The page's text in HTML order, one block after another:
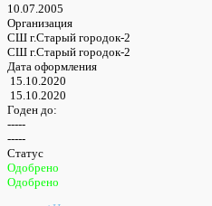
10.07.2005
Организация
СШ г.Старый городок-2
СШ г.Старый городок-2
Дата оформления
15.10.2020
15.10.2020
Годен до:
-----
-----
Статус
Одобрено
Одобрено